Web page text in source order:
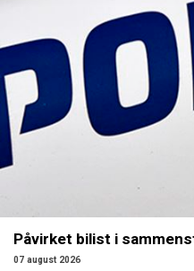
Påvirket bilist i
07 august 2026